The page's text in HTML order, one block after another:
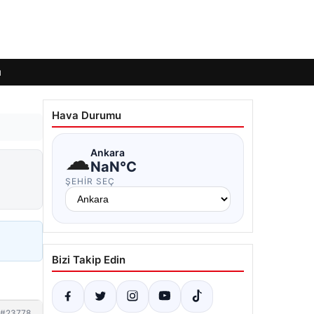
Hava Durumu
☁Ankara
NaN°C
ŞEHIR SEÇ
Bizi Takip Edin